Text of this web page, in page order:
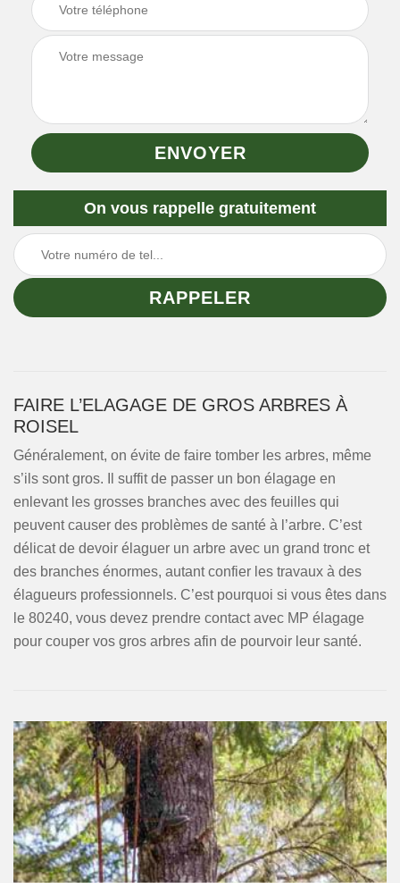
On vous rappelle gratuitement
FAIRE L’ELAGAGE DE GROS ARBRES À
ROISEL
Généralement, on évite de faire tomber les arbres, même
s’ils sont gros. Il suffit de passer un bon élagage en
enlevant les grosses branches avec des feuilles qui
peuvent causer des problèmes de santé à l’arbre. C’est
délicat de devoir élaguer un arbre avec un grand tronc et
des branches énormes, autant confier les travaux à des
élagueurs professionnels. C’est pourquoi si vous êtes dans
le 80240, vous devez prendre contact avec MP élagage
pour couper vos gros arbres afin de pourvoir leur santé.